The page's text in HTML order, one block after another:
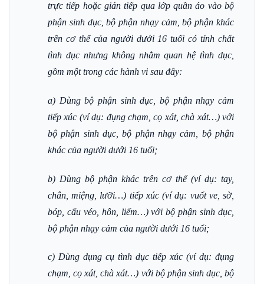
trực tiếp hoặc gián tiếp qua lớp quần áo vào bộ
phận sinh dục, bộ phận nhạy cảm, bộ phận khác
trên cơ thể của người dưới 16 tuổi có tính chất
tình dục nhưng không nhằm quan hệ tình dục,
gồm một trong các hành vi sau đây:
a) Dùng bộ phận sinh dục, bộ phận nhạy cảm
tiếp xúc (ví dụ: đụng chạm, cọ xát, chà xát…) với
bộ phận sinh dục, bộ phận nhạy cảm, bộ phận
khác của người dưới 16 tuổi;
b) Dùng bộ phận khác trên cơ thể (ví dụ: tay,
chân, miệng, lưỡi…) tiếp xúc (ví dụ: vuốt ve, sờ,
bóp, cấu véo, hôn, liếm…) với bộ phận sinh dục,
bộ phận nhạy cảm của người dưới 16 tuổi;
c) Dùng dụng cụ tình dục tiếp xúc (ví dụ: đụng
chạm, cọ xát, chà xát…) với bộ phận sinh dục, bộ